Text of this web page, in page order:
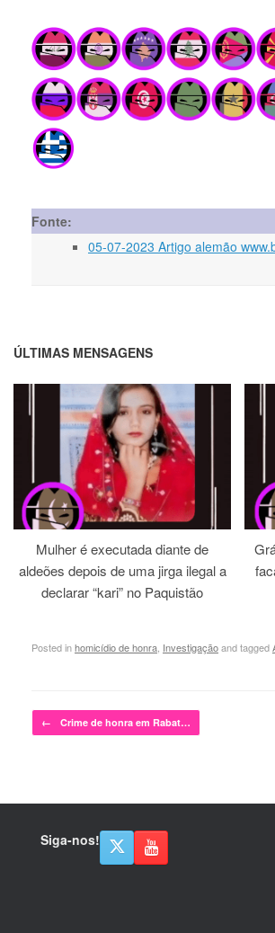
Fonte:
05-07-2023 Artigo alemão
ÚLTIMAS MENSAGENS
Mulher é executada diante de
aldeões depois de uma jirga ilegal a
declarar “kari” no Paquistão
Posted inhomicídio de honra Investigaçãoand tagged
Post navigation
← Crime de honra em Rabat…
Siga-nos!